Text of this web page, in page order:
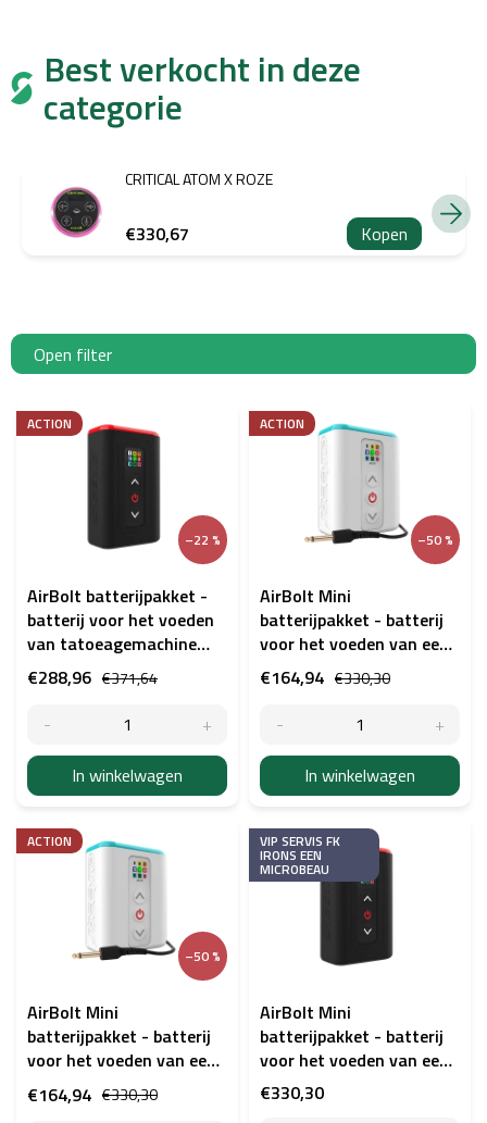
Best verkocht in deze
categorie
CRITICAL ATOM X ROZE
€330,67 Kopen
Open filter
L
ACTION
–22 %
AirBolt batterijpakket -
batterij voor het voeden
van tatoeagemachine
zwart
€371,64
€288,96
In winkelwagen
ACTION
–50 %
AirBolt Mini
batterijpakket - batterij
voor het voeden van een
tatoeagemachine
(uitgepakt)
€330,30
€164,94
In winkelwagen
ACTION
–50 %
AirBolt Mini
batterijpakket - batterij
voor het voeden van een
tatoeagemachine
(uitgepakt)
€330,30
€164,94
VIP SERVIS FK
IRONS EEN
MICROBEAU
AirBolt Mini
batterijpakket - batterij
voor het voeden van een
tatoeagemachine zwart
€330,30